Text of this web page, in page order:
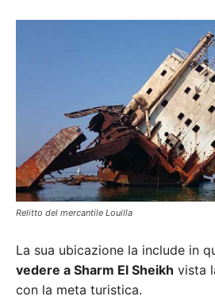
Relitto del mercantile Louilla
La sua ubicazione la include in
vedere a Sharm El Sheikh vista
con la meta turistica.